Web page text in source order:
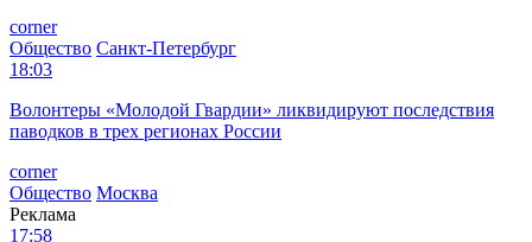
corner
Общество Санкт-Петербург
18:03
Волонтеры «Молодой Гвардии» ликвидируют последствия
паводков в трех регионах России
corner
Общество Москва
Реклама
17:58